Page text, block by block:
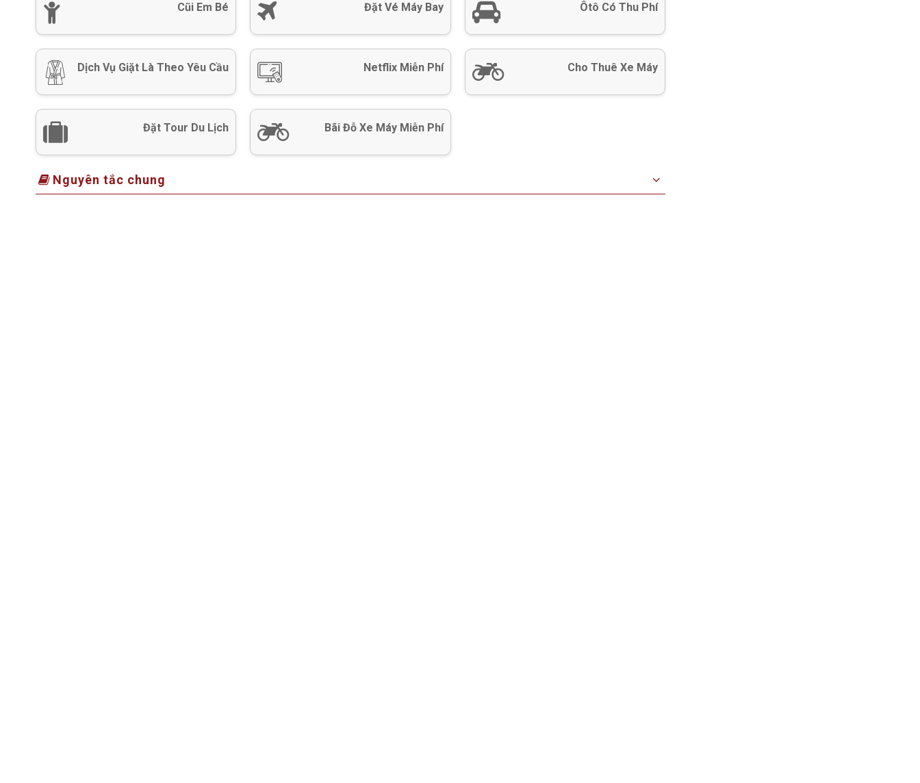
Cũi Em Bé Đặt Vé Máy Bay Ôtô Có Thu Phí
Dịch Vụ Giặt Là Theo Yêu Cầu Netflix Miễn Phí Cho Thuê Xe Máy
Đặt Tour Du Lịch Bãi Đỗ Xe Máy Miễn Phí
Nguyên tắc chung